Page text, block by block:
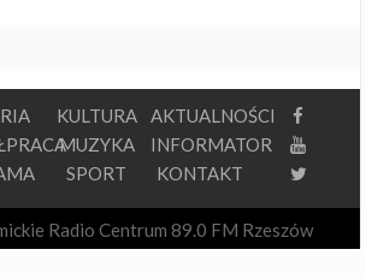
KULTURA
MUZYKA
SPORT
AKTUALNOŚCI
INFORMATOR
KONTAKT
Radio Centrum 89.0 FM Rzeszów